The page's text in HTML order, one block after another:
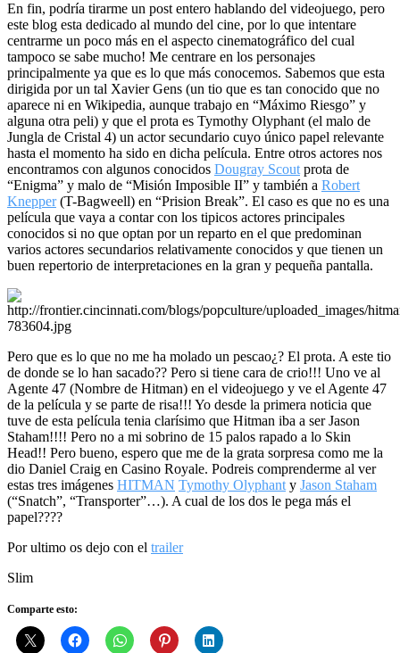
En fin, podría tirarme un post entero hablando del videojuego, pero
este blog esta dedicado al mundo del cine, por lo que intentare
centrarme un poco más en el aspecto cinematográfico del cual
tampoco se sabe mucho! Me centrare en los personajes
principalmente ya que es lo que más conocemos. Sabemos que esta
dirigida por un tal Xavier Gens (un tio que es tan conocido que no
aparece ni en Wikipedia, aunque trabajo en “Máximo Riesgo” y
alguna otra peli) y que el prota es Tymothy Olyphant (el malo de
Jungla de Cristal 4) un actor secundario cuyo único papel relevante
hasta el momento ha sido en dicha película. Entre otros actores nos
encontramos con algunos conocidos Dougray Scoutprota de
“Enigma” y malo de “Misión Imposible II” y también a Robert
Knepper(T-Bagweell) en “Prision Break”. El caso es que no es una
película que vaya a contar con los tipicos actores principales
conocidos si no que optan por un reparto en el que predominan
varios actores secundarios relativamente conocidos y que tienen un
buen repertorio de interpretaciones en la gran y pequeña pantalla.
Pero que es lo que no me ha molado un pescao¿? El prota. A este tio
de donde se lo han sacado?? Pero si tiene cara de crio!!! Uno ve al
Agente 47 (Nombre de Hitman) en el videojuego y ve el Agente 47
de la película y se parte de risa!!! Yo desde la primera noticia que
tuve de esta película tenia clarísimo que Hitman iba a ser Jason
Staham!!!! Pero no a mi sobrino de 15 palos rapado a lo Skin
Head!! Pero bueno, espero que me de la grata sorpresa como me la
dio Daniel Craig en Casino Royale. Podreis comprenderme al ver
estas tres imágenes HITMAN Tymothy Olyphanty Jason Staham
(“Snatch”, “Transporter”…). A cual de los dos le pega más el
papel????
Por ultimo os dejo con el trailer
Slim
Comparte esto: